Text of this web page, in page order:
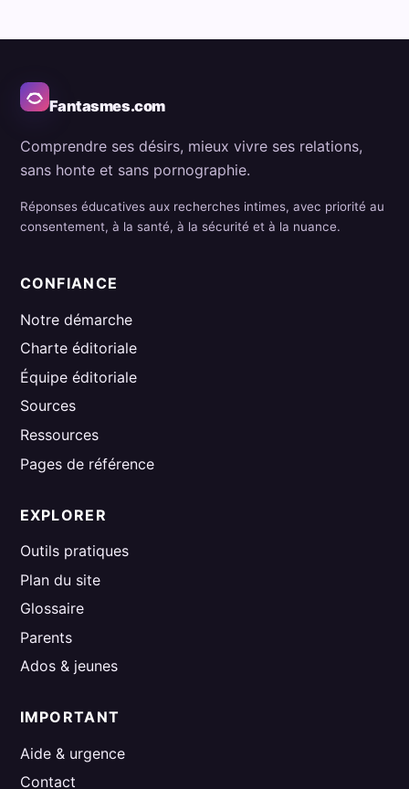
Fantasmes.com
Comprendre ses désirs, mieux vivre ses relations,
sans honte et sans pornographie.
Réponses éducatives aux recherches intimes, avec priorité au
consentement, à la santé, à la sécurité et à la nuance.
CONFIANCE
Notre démarche
Charte éditoriale
Équipe éditoriale
Sources
Ressources
Pages de référence
EXPLORER
Outils pratiques
Plan du site
Glossaire
Parents
Ados & jeunes
IMPORTANT
Aide & urgence
Contact